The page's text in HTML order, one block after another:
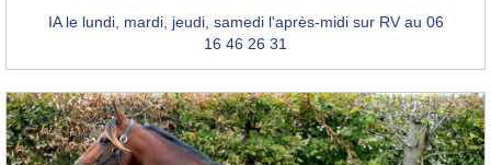
IA le lundi, mardi, jeudi, samedi l'après-midi sur RV au 06
16 46 26 31